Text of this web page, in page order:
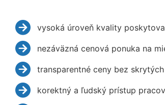
vysoká úroveň kvality
nezáväzná cenová ponuka na
transparentné ceny bez
korektný a ľudský prístup